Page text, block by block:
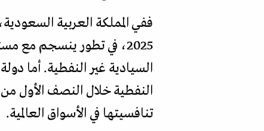
النفطية خلال النصف الأول
تنافسيتها في الأسواق العالمية.